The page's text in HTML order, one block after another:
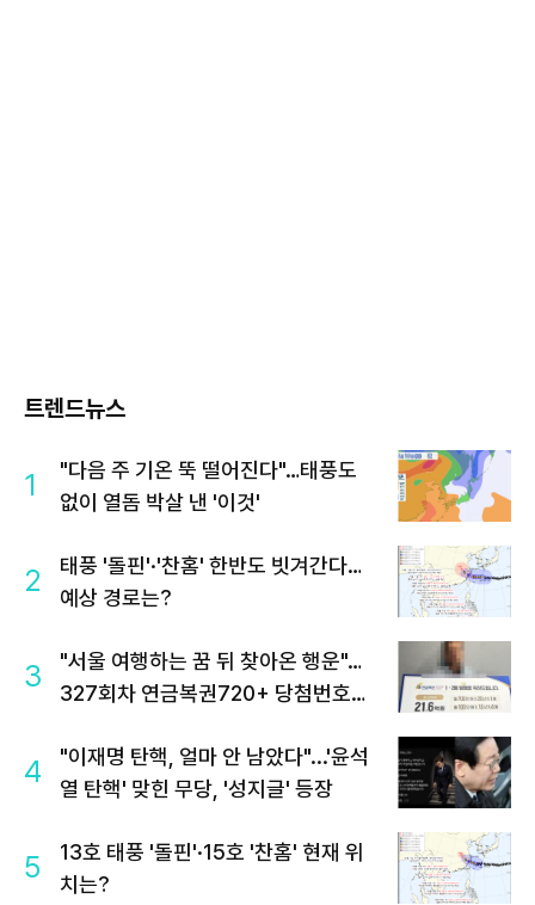
트렌드뉴스
1
"다음 주 기온 뚝 떨어진다"…태풍도
없이 열돔 박살 낸 '이것'
2
태풍 '돌핀'·'찬홈' 한반도 빗겨간다…
예상 경로는?
3
"서울 여행하는 꿈 뒤 찾아온 행운"…
327회차 연금복권720+ 당첨번호조
4
"이재명 탄핵, 얼마 안 남았다"...'윤석
열 탄핵' 맞힌 무당, '성지글' 등장
5
13호 태풍 '돌핀'·15호 '찬홈' 현재 위
치는?